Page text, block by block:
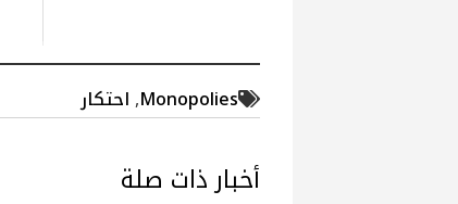
Monopolies
,احتكار
أخبار ذات صلة